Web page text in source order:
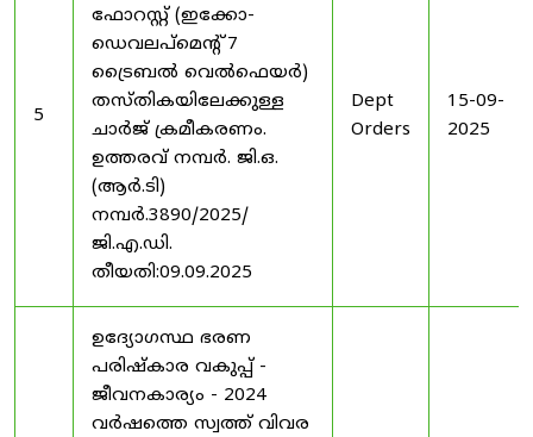
5
ഫോറസ്റ്റ് (ഇക്കോ-
ഡെവലപ്മെന്റ് 7
ട്രൈബൽ വെൽഫെയർ)
തസ്തികയിലേക്കുള്ള
ചാർജ് ക്രമീകരണം.
ഉത്തരവ് നമ്പർ. ജി.ഒ.
(ആർ.ടി)
നമ്പർ.3890/2025/
ജി.എ.ഡി.
തീയതി:09.09.2025
Dept
Orders
15-09-
2025
ഉദ്യോഗസ്ഥ ഭരണ
പരിഷ്കാര വകുപ്പ് -
ജീവനകാര്യം - 2024
വർഷത്തെ സ്വത്ത് വിവര